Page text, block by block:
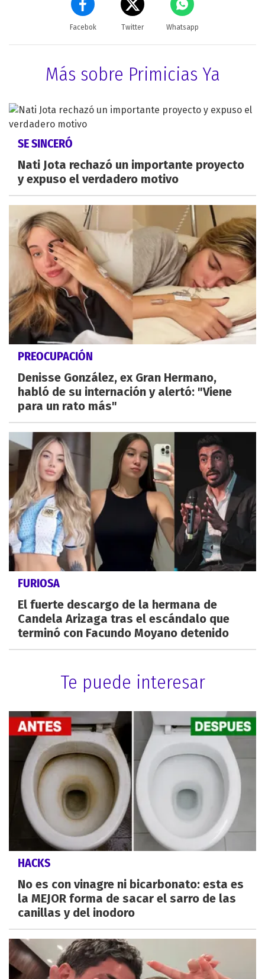
Facebok Twitter Whatsapp
Más sobre Primicias Ya
SE SINCERÓ
Nati Jota rechazó un importante proyecto
y expuso el verdadero motivo
PREOCUPACIÓN
Denisse González, ex Gran Hermano,
habló de su internación y alertó: "Viene
para un rato más"
FURIOSA
El fuerte descargo de la hermana de
Candela Arizaga tras el escándalo que
terminó con Facundo Moyano detenido
Te puede interesar
HACKS
No es con vinagre ni bicarbonato: esta es
la MEJOR forma de sacar el sarro de las
canillas y del inodoro